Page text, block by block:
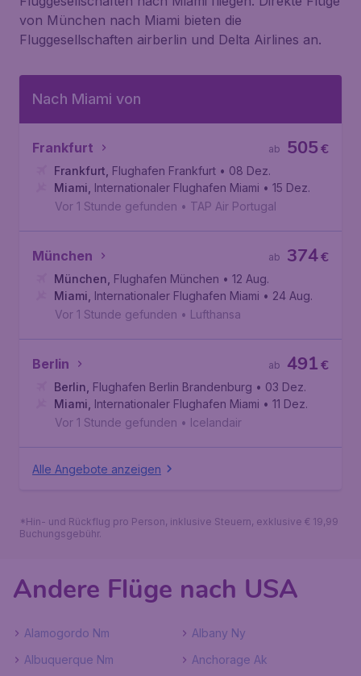
von München nach Miami bieten die
Fluggesellschaften airberlin und Delta Airlines an.
Nach Miami von
Frankfurt €
505
ab
Frankfurt Flughafen Frankfurt • 08 Dez.
Miami Internationaler Flughafen Miami • 15 Dez.
Vor 1 Stunde gefunden • TAP Air Portugal
München €
374
ab
München Flughafen München • 12 Aug.
Miami Internationaler Flughafen Miami • 24 Aug.
Vor 1 Stunde gefunden • Lufthansa
Berlin €
491
ab
Berlin Flughafen Berlin Brandenburg • 03 Dez.
Miami Internationaler Flughafen Miami • 11 Dez.
Vor 1 Stunde gefunden • Icelandair
Alle Angebote anzeigen
*Hin- und Rückflug pro Person, inklusive Steuern, exklusive € 19,99
Buchungsgebühr.
Andere Flüge nach USA
Alamogordo Nm
Albany Ny
Albuquerque Nm
Anchorage Ak